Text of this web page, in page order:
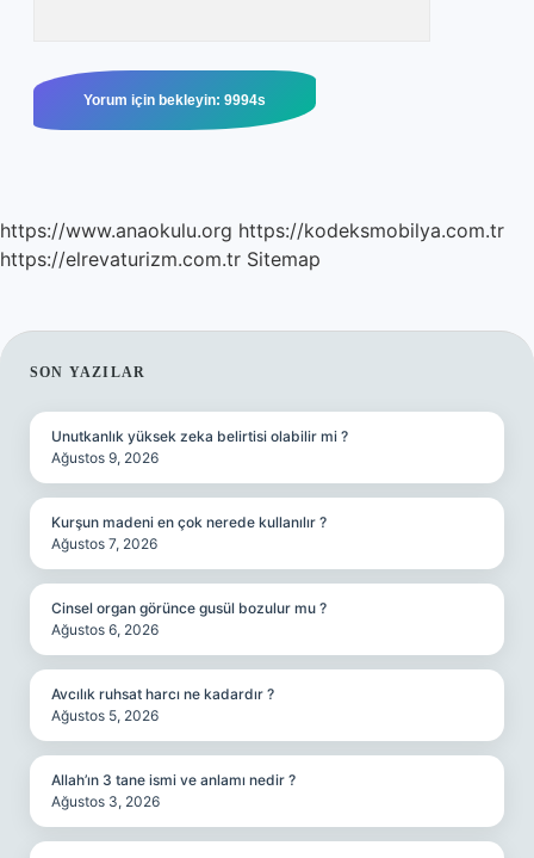
https://www.anaokulu.org https://kodeksmobilya.com.tr
https://elrevaturizm.com.tr Sitemap
SIDEBAR
SON YAZILAR
Unutkanlık yüksek zeka belirtisi olabilir mi ?
Ağustos 9, 2026
Kurşun madeni en çok nerede kullanılır ?
Ağustos 7, 2026
Cinsel organ görünce gusül bozulur mu ?
Ağustos 6, 2026
Avcılık ruhsat harcı ne kadardır ?
Ağustos 5, 2026
Allah’ın 3 tane ismi ve anlamı nedir ?
Ağustos 3, 2026